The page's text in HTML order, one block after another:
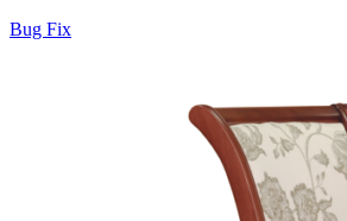
Bug Fix